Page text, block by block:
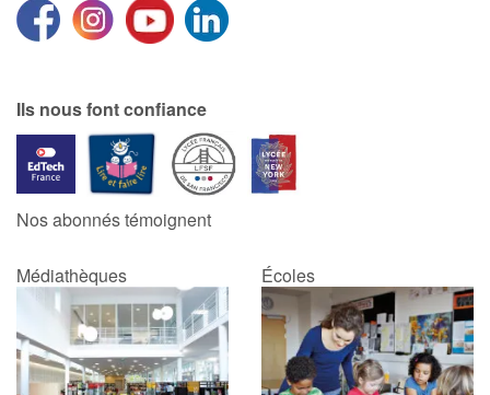
Ils nous font confiance
Nos abonnés témoignent
Médiathèques Écoles